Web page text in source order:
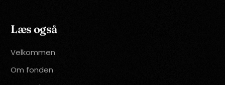
Læs også
Velkommen
Om fonden